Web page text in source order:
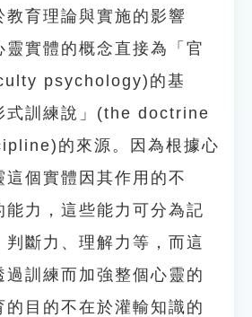
教育理論與實施的影響
靈實體的概念直接為「官
psychology)的基
式訓練說」(the doctrine
的來源。因為根據心
這個實體因其作用的不
能力，這些能力可分為記
判斷力、理解力等，而這
過訓練而加強整個心靈的
的目的不在於灌輸知識的